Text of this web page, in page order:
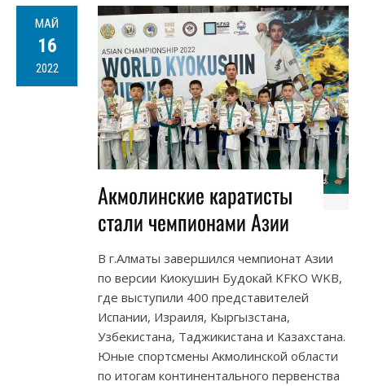
МАЙ
16
2022
Акмолинские каратисты
стали чемпионами Азии
В г.Алматы завершился чемпионат Азии
по версии Киокушин Будокай KFKO WKB,
где выступили 400 представителей
Испании, Израиля, Кыргызстана,
Узбекистана, Таджикистана и Казахстана.
Юные спортсмены Акмолинской области
по итогам континентального первенства